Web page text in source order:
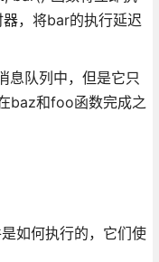
，将bar的执行延迟
息队列中，但是它只
baz和foo函数完成之
如何执行的，它们使